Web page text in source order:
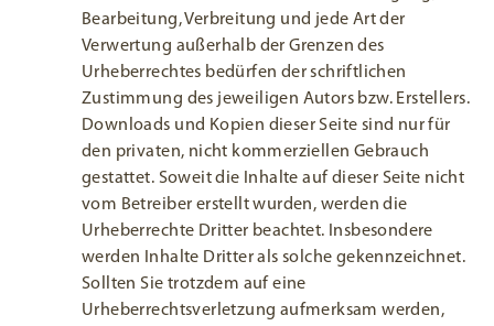
Bearbeitung, Verbreitung und jede Art der
Verwertung außerhalb der Grenzen des
Urheberrechtes bedürfen der schriftlichen
Zustimmung des jeweiligen Autors bzw. Erstellers.
Downloads und Kopien dieser Seite sind nur für
den privaten, nicht kommerziellen Gebrauch
gestattet. Soweit die Inhalte auf dieser Seite nicht
vom Betreiber erstellt wurden, werden die
Urheberrechte Dritter beachtet. Insbesondere
werden Inhalte Dritter als solche gekennzeichnet.
Sollten Sie trotzdem auf eine
Urheberrechtsverletzung aufmerksam werden,